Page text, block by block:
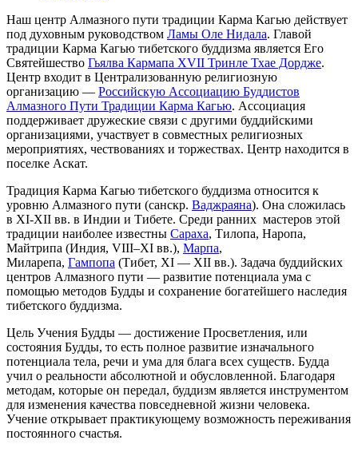
Наш центр Алмазного пути традиции Карма Кагью действует
под духовным руководством Ламы Оле Нидала. Главой
традиции Карма Кагью тибетского буддизма является Его
Святейшество Гьялва Кармапа ХVII Тринле Тхае Дордже.
Центр входит в Централизованную религиозную
организацию — Российскую Ассоциацию Буддистов
Алмазного Пути Традиции Карма Кагью. Ассоциация
поддерживает дружеские связи с другими буддийскими
организациями, участвует в совместных религиозных
мероприятиях, чествованиях и торжествах. Центр находится в
поселке Аскат.
Традиция Карма Кагью тибетского буддизма относится к
уровню Алмазного пути (санскр. Ваджраяна). Она сложилась
в ХI-XII вв. в Индии и Тибете. Среди ранних мастеров этой
традиции наиболее известны Сараха, Тилопа, Наропа,
Майтрипа (Индия, VIII–XI вв.), Марпа,
Миларепа, Гампопа (Тибет, XI — XII вв.). Задача буддийских
центров Алмазного пути — развитие потенциала ума с
помощью методов Будды и сохранение богатейшего наследия
тибетского буддизма.
Цель Учения Будды — достижение Просветления, или
состояния Будды, то есть полное развитие изначального
потенциала тела, речи и ума для блага всех существ. Будда
учил о реальности абсолютной и обусловленной. Благодаря
методам, которые он передал, буддизм является инструментом
для изменения качества повседневной жизни человека.
Учение открывает практикующему возможность переживания
постоянного счастья.